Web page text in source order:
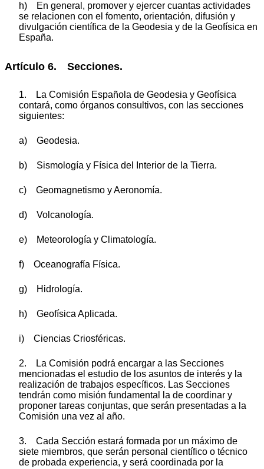
h) En general, promover y ejercer cuantas actividades
se relacionen con el fomento, orientación, difusión y
divulgación científica de la Geodesia y de la Geofísica en
España.
Artículo 6. Secciones.
1. La Comisión Española de Geodesia y Geofísica
contará, como órganos consultivos, con las secciones
siguientes:
a) Geodesia.
b) Sismología y Física del Interior de la Tierra.
c) Geomagnetismo y Aeronomía.
d) Volcanología.
e) Meteorología y Climatología.
f) Oceanografía Física.
g) Hidrología.
h) Geofísica Aplicada.
i) Ciencias Criosféricas.
2. La Comisión podrá encargar a las Secciones
mencionadas el estudio de los asuntos de interés y la
realización de trabajos específicos. Las Secciones
tendrán como misión fundamental la de coordinar y
proponer tareas conjuntas, que serán presentadas a la
Comisión una vez al año.
3. Cada Sección estará formada por un máximo de
siete miembros, que serán personal científico o técnico
de probada experiencia, y será coordinada por la